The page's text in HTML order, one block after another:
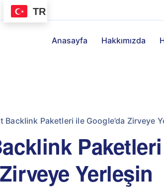
TR
Anasayfa Hakkımızda
Backlink Paketleri ile Google’da Zirveye
Yerleşin